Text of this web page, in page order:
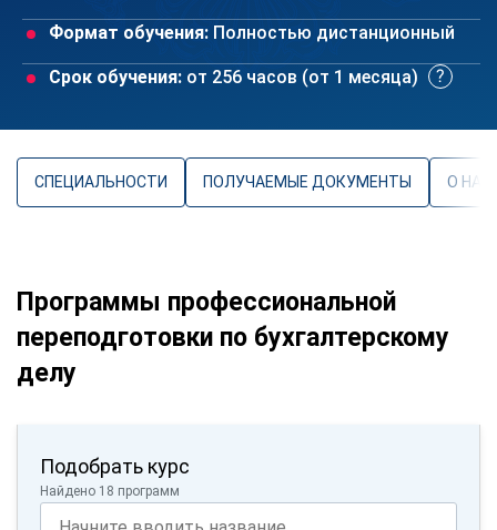
Формат обучения: Полностью дистанционный
Срок обучения: от 256 часов (от 1 месяца)
СПЕЦИАЛЬНОСТИ ПОЛУЧАЕМЫЕ ДОКУМЕНТЫ О
Программы профессиональной
переподготовки по бухгалтерскому
делу
Подобрать курс
Найдено 18 программ